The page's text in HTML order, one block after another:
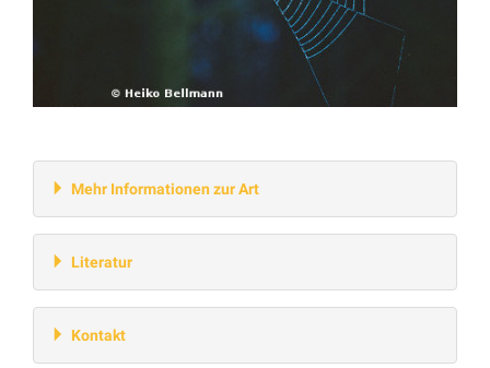
Mehr Informationen zur Art
Literatur
Kontakt